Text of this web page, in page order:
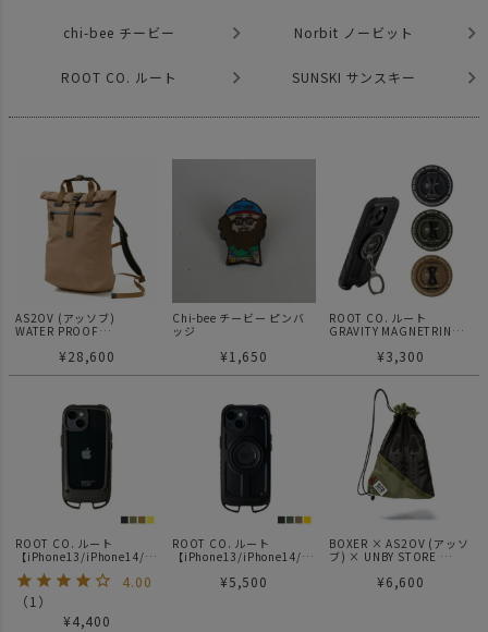
chi-bee チービー Norbit ノービット
ROOT CO. ルート SUNSKI サンスキー
AS2OV (アッソブ)
WATER PROOF
TOTE 2WAY リュック
¥28,600
Chi-bee チービー ピンバ
ッジ
¥1,650
ROOT CO. ルート
GRAVITY MAGNETRING
¥3,300
ROOT CO. ルート
【iPhone13/iPhone14/iP
hone15兼用】GRAVITY
Shock Resist Case
+Hold.
4.00
（1）
¥4,400
ROOT CO. ルート
【iPhone13/iPhone14/iP
Shock Resist Case
¥5,500
BOXER × AS2OV (アッソ
ブ) × UNBY STORE
ューズケース
¥6,600